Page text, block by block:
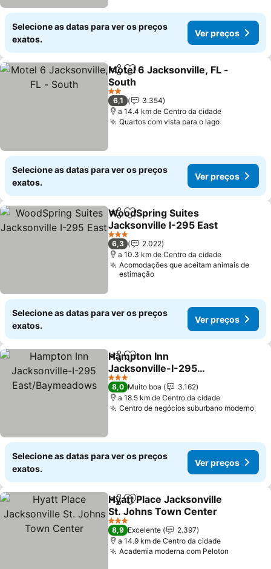
Selecione as datas para ver os preços
exatos.
Ver preços
PartilharAdicionar aos favoritos
Motel 6 Jacksonville, FL -
South
Ver preços
2 Estrelas
6,1
3.354
a 14.4 km de Centro da cidade
Quartos com vista para o lagoVer preços
Selecione as datas para ver os preços
exatos.
Ver preços
PartilharAdicionar aos favoritos
WoodSpring Suites
Jacksonville I-295 East
Ver preços
3 Estrelas
6,3
2.022
a 10.3 km de Centro da cidade
Acomodações que aceitam animais de
estimação
Selecione as datas para ver os preços
exatos.
Ver preços
PartilharAdicionar aos favoritos
Hampton Inn
Jacksonville-I-295
East/Baymeadows
Ver preços
3 Estrelas
8,0 Muito boa
3.162
a 18.5 km de Centro da cidade
Centro de negócios suburbano moderno
Selecione as datas para ver os preços
exatos.
Ver preços
PartilharAdicionar aos favoritos
Hyatt Place Jacksonville
St. Johns Town Center
Ver preços
3 Estrelas
8,9 Excelente
2.397
a 14.9 km de Centro da cidade
Academia moderna com Peloton